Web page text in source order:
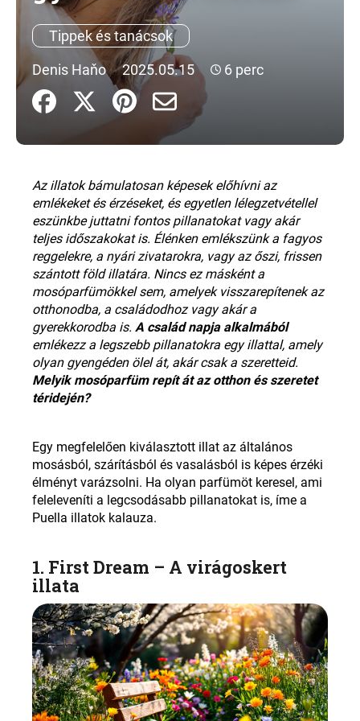
Tippek és tanácsok
Denis Haňo
2025.05.15 6 perc
Az illatok bámulatosan képesek előhívni az
emlékeket és érzéseket, és egyetlen lélegzetvétellel
eszünkbe juttatni fontos pillanatokat vagy akár
teljes időszakokat is. Élénken emlékszünk a fagyos
reggelekre, a nyári zivatarokra, vagy az őszi, frissen
szántott föld illatára. Nincs ez másként a
mosóparfümökkel sem, amelyek visszarepítenek az
otthonodba, a családodhoz vagy akár a
gyerekkorodba is. A család napja alkalmából
emlékezz a legszebb pillanatokra egy illattal, amely
olyan gyengéden ölel át, akár csak a szeretteid.
Melyik mosóparfüm repít át az otthon és szeretet
téridején?
Egy megfelelően kiválasztott illat az általános
mosásból, szárításból és vasalásból is képes érzéki
élményt varázsolni. Ha olyan parfümöt keresel, ami
feleleveníti a legcsodásabb pillanatokat is, íme a
Puella illatok kalauza.
1. First Dream – A virágoskert
illata
A
j
á
j